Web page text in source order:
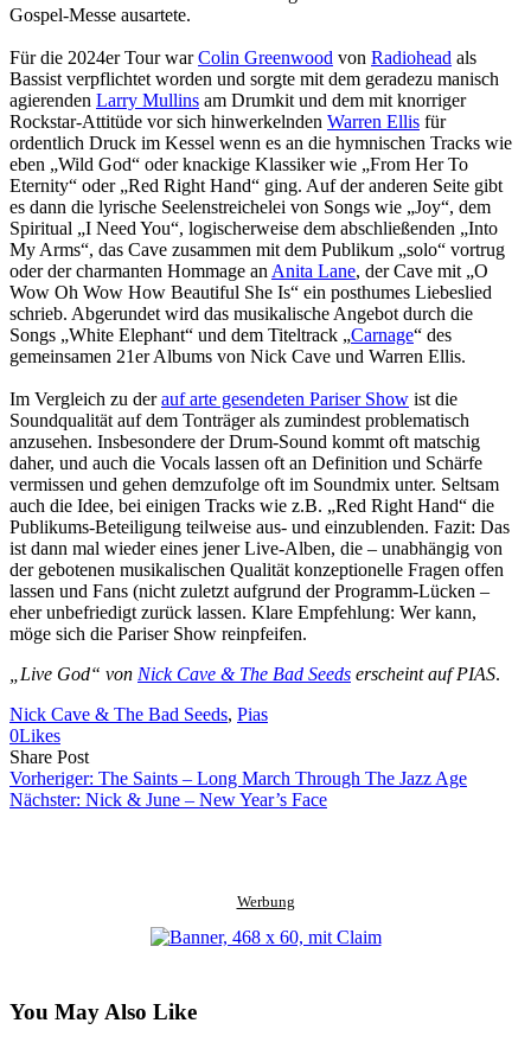
Gospel-Messe ausartete.
Für die 2024er Tour warColin Greenwood von Radiohead als
Bassist verpflichtet worden und sorgte mit dem geradezu manisch
agierenden Larry Mullins am Drumkit und dem mit knorriger
Rockstar-Attitüde vor sich hinwerkelnden Warren Ellis für
ordentlich Druck im Kessel wenn es an die hymnischen Tracks wie
eben „Wild God“ oder knackige Klassiker wie „From Her To
Eternity“ oder „Red Right Hand“ ging. Auf der anderen Seite gibt
es dann die lyrische Seelenstreichelei von Songs wie „Joy“, dem
Spiritual „I Need You“, logischerweise dem abschließenden „Into
My Arms“, das Cave zusammen mit dem Publikum „solo“ vortrug
oder der charmanten Hommage anAnita Lane, der Cave mit „O
Wow Oh Wow How Beautiful She Is“ ein posthumes Liebeslied
schrieb. Abgerundet wird das musikalische Angebot durch die
Songs „White Elephant“ und dem Titeltrack „Carnage“ des
gemeinsamen 21er Albums von Nick Cave und Warren Ellis.
Im Vergleich zu derauf arte gesendeten Pariser Show ist die
Soundqualität auf dem Tonträger als zumindest problematisch
anzusehen. Insbesondere der Drum-Sound kommt oft matschig
daher, und auch die Vocals lassen oft an Definition und Schärfe
vermissen und gehen demzufolge oft im Soundmix unter. Seltsam
auch die Idee, bei einigen Tracks wie z.B. „Red Right Hand“ die
Publikums-Beteiligung teilweise aus- und einzublenden. Fazit: Das
ist dann mal wieder eines jener Live-Alben, die – unabhängig von
der gebotenen musikalischen Qualität konzeptionelle Fragen offen
lassen und Fans (nicht zuletzt aufgrund der Programm-Lücken –
eher unbefriedigt zurück lassen. Klare Empfehlung: Wer kann,
möge sich die Pariser Show reinpfeifen.
„Live God“ von Nick Cave & The Bad Seeds erscheint auf PIAS.
Nick Cave & The Bad Seeds, Pias
0Likes
Share PostShare
on
Facebook
Copy
URL
to
Send
Link
via
Vorheriger: The Saints – Long March Through The Jazz Age
Nächster: Nick & June – New Year’s Face
Werbung
You May Also Like